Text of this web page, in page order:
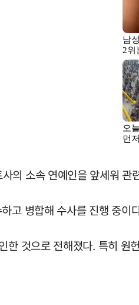
의 소속 연예인을 앞세워
고 병합해 수사를 진행 중
한 것으로 전해졌다. 특히